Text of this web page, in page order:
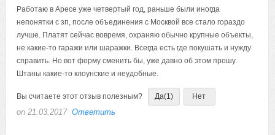
Работаю в Аресе уже четвертый год, раньше были иногда
непонятки с зп, после объединения с Москвой все стало гораздо
лучше. Платят сейчас вовремя, охраняю обычно крупные объекты,
не какие-то гаражи или шаражки. Всегда есть где покушать и нужду
справить. Но вот форму сменить бы, уже давно об этом прошу.
Штаны какие-то клоунские и неудобные.
Вы считаете этот отзыв полезным? Да(1) Нет
on 21.03.2017 Ответить